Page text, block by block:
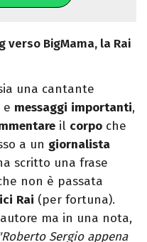
verso BigMama, la Rai
una cantante
e messaggi importanti,
il corpo che
a un giornalista
scritto una frase
non è passata
Rai (per fortuna).
ma in una nota,
Sergio appena